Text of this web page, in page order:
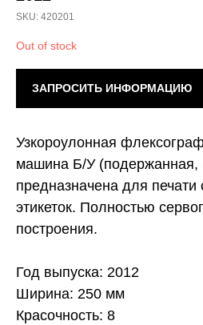
SKU: 420201
Out of stock
ЗАПРОСИТЬ ИНФОРМАЦИЮ
Узкороулонная
машина Б/У (подержанная,
предназначена для
этикеток. Полностью
построения.
Год выпуска: 2012
Ширина: 250 мм
Красочность: 8